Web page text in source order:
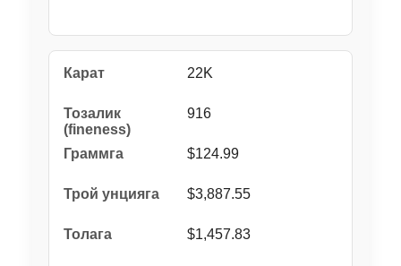
22K
916
$124.99
$3,887.55
$1,457.83